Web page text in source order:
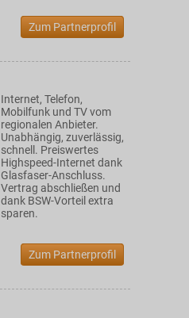
Zum Partnerprofil
Internet, Telefon,
Mobilfunk und TV vom
regionalen Anbieter.
Unabhängig, zuverlässig,
schnell. Preiswertes
Highspeed-Internet dank
Glasfaser-Anschluss.
Vertrag abschließen und
dank BSW-Vorteil extra
sparen.
Zum Partnerprofil